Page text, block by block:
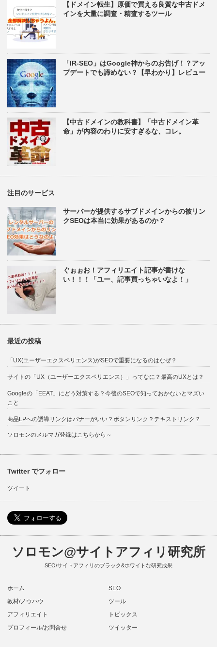
【ドメイン転生】原価で買える良質な中古ドメ
インを大量に調査・精査するツール
「IR-SEO」はGoogle神からのお告げ！？アッ
プデートでも諦めない？【早わかり】レビュー
【中古ドメインの教科書】「中古ドメイン革
命」が内容のわりに安すぎるな、コレ。
注目のサービス
サーバーが提供するサブドメインからの被リン
クSEOは本当に効果があるのか？
ぐぉぉお！アフィリエイト記事が書けな
い！！！「ユー、記事買っちゃいなよ！」
最近の投稿
「UX(ユーザーエクスペリエンス)がSEOで重要になるのはなぜ？
サイトの「UX（ユーザーエクスペリエンス）」ってなに？最高のUXとは？
Googleの「EEAT」にどう対策する？今後のSEOで知っておかないとマズい
こと
商品LPへの誘導リンクはバナーがいい？ボタンリンク？テキストリンク？
ソロモンのメルマガ登録はこちらから～
Twitter でフォロー
ツイート
ソロモン@サイトアフィリ研究所
SEO/サイトアフィリのブラック&ホワイトな研究成果
ホーム
SEO
教材/ノウハウ
ツール
アフィリエイト
トピックス
プロフィール/お問合せ
ツイッター